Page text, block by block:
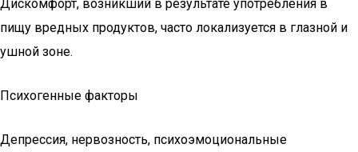
Дискомфорт, возникший в результате употребления в
пищу вредных продуктов, часто локализуется в глазной и
ушной зоне.
Психогенные факторы
Депрессия, нервозность, психоэмоциональные